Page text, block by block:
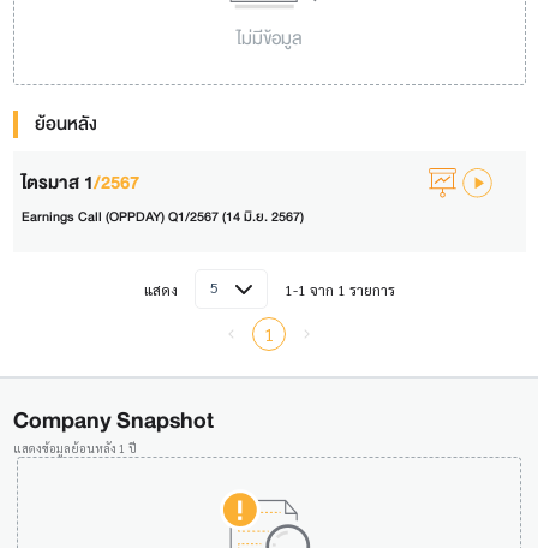
ไม่มีข้อมูล
ย้อนหลัง
ไตรมาส 1/2567
Earnings Call (OPPDAY) Q1/2567 (14 มิ.ย. 2567)
แสดง 5 1-1 จาก 1 รายการ
1
Company Snapshot
แสดงข้อมูลย้อนหลัง 1 ปี